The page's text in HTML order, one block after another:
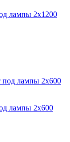
лампы 2х1200
лампы 2х600